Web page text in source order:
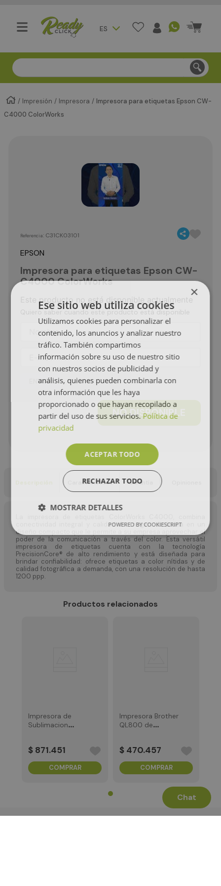
ES
Chat
Compra segura - Entregas en Bogotá en menos de 3
Impresión Impresora
Impresora para etiquetas Epson CW-
C4000 ColorWorks
Referencia: C31CK03101
EPSON
Impresora para etiquetas Epson CW-
C4000 ColorWorks
Este producto no está disponible actualmente
Quiero saber cuando este producto está disponible
ENVIAR
NO DISPONIBLE
Características Garantía
conectividad integral y calidad de imagen dinámica en un
diseño compacto que le permite a su empresa aprovechar el
poder de la comunicación a través del color. Esta versátil
impresora de etiquetas cuenta con la tecnología
PrecisionCore® de alto rendimiento y está diseñada para
brindar confiabilidad: ofrece etiquetas a color nítidas y de
calidad fotográfica a demanda, con una resolución de hasta
1200 ppp.
Productos relacionados
Impresora de
Sublimacion
$ 871.451
COMPRAR
Impresora Brother
QL800 de
$ 470.457
COMPRAR
×
Ese sitio web utiliza cookies
Utilizamos cookies para personalizar el
contenido, los anuncios y analizar nuestro
tráfico. También compartimos
información sobre su uso de nuestro sitio
con nuestros socios de publicidad y
análisis, quienes pueden combinarla con
otra información que les haya
proporcionado o que hayan recopilado a
partir del uso de sus servicios. Política de
privacidad
ACEPTAR TODO
RECHAZAR TODO
MOSTRAR DETALLES
POWERED BY COOKIESCRIPT